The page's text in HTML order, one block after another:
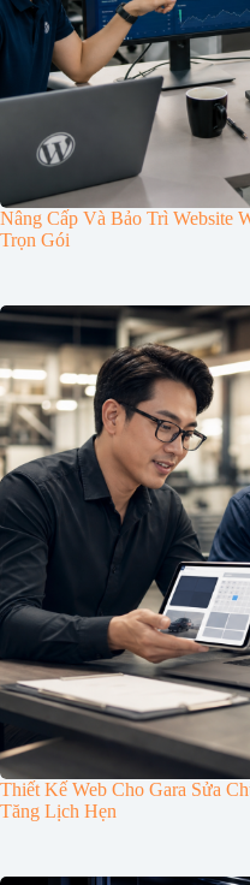
Nâng Cấp Và Bảo Trì Website
Trọn Gói
Thiết Kế Web Cho Gara Sửa
Tăng Lịch Hẹn